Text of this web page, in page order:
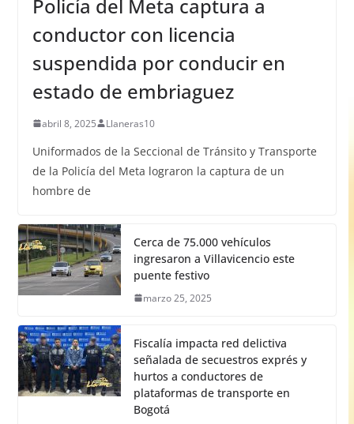
Policía del Meta captura a
conductor con licencia
suspendida por conducir en
estado de embriaguez
abril 8, 2025 Llaneras10
Uniformados de la Seccional de Tránsito y Transporte
de la Policía del Meta lograron la captura de un
hombre de
Cerca de 75.000 vehículos
ingresaron a Villavicencio este
puente festivo
marzo 25, 2025
Fiscalía impacta red delictiva
señalada de secuestros exprés y
hurtos a conductores de
plataformas de transporte en
Bogotá